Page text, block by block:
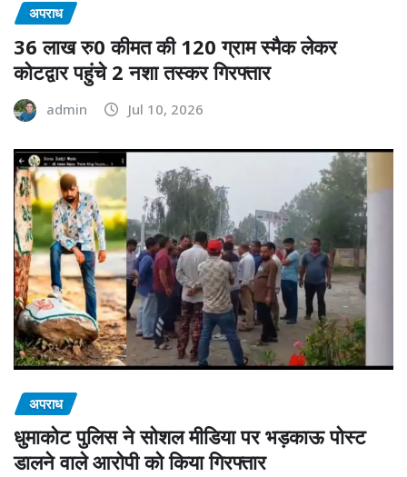
अपराध
36 लाख रु0 कीमत की 120 ग्राम स्मैक लेकर
कोटद्वार पहुंचे 2 नशा तस्कर गिरफ्तार
admin Jul 10, 2026
अपराध
धुमाकोट पुलिस ने सोशल मीडिया पर भड़काऊ पोस्ट
डालने वाले आरोपी को किया गिरफ्तार